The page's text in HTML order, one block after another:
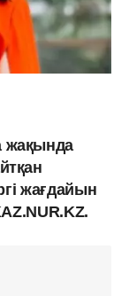
жақында
жағдайын